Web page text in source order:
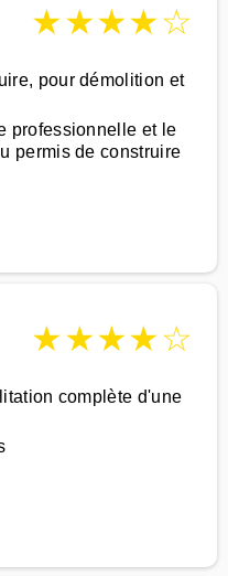
★★★★☆
pour démolition et
professionnelle et le
permis de construire
★★★★☆
complète d'une